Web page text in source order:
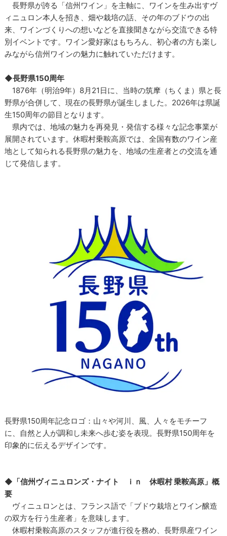
長野県が誇る「信州ワイン」を主軸に、ワインを生み出すヴ
ィニュロン本人を招き、畑や栽培の話、その年のブドウの出
来、ワインづくりへの想いなどを直接聞きながら交流できる特
別イベントです。ワイン愛好家はもちろん、初心者の方も楽し
みながら信州ワインの魅力に触れていただけます。
◆長野県150周年
1876年（明治9年）8月21日に、当時の筑摩（ちくま）県と長
野県が合併して、現在の長野県が誕生しました。2026年は県誕
生150周年の節目となります。
県内では、地域の魅力を再発見・発信する様々な記念事業が
展開されています。休暇村乗鞍高原では、全国有数のワイン産
地として知られる長野県の魅力を、地域の生産者との交流を通
じて発信します。
長野県150周年記念ロゴ：山々や河川、風、人々をモチーフ
に、自然と人が調和し未来へ歩む姿を表現。長野県150周年を
印象的に伝えるデザインです。
◆「信州ヴィニュロンズ・ナイト ｉｎ 休暇村 乗鞍高原」概
要
ヴィニュロンとは、フランス語で「ブドウ栽培とワイン醸造
の双方を行う生産者」を意味します。
休暇村乗鞍高原のスタッフが進行役を務め、長野県産ワイン